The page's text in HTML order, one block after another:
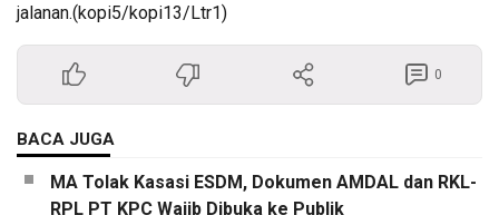
jalanan.(kopi5/kopi13/Ltr1)
0
BACA JUGA
MA Tolak Kasasi ESDM, Dokumen AMDAL dan RKL-
RPL PT KPC Wajib Dibuka ke Publik